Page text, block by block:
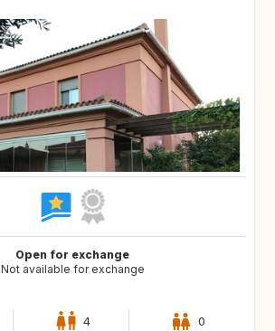
Open for exchange
Not available for exchange
4 0